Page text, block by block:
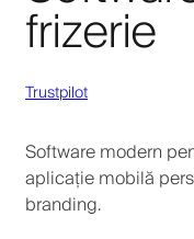
frizerie
Trustpilot
Software modern
aplicație mobilă
branding.